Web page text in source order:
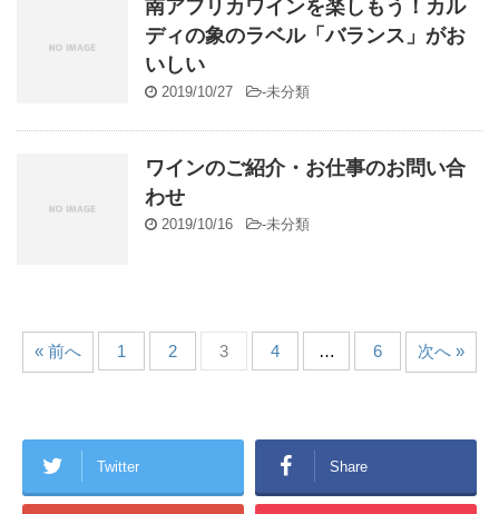
南アフリカワインを楽しもう！カル
ディの象のラベル「バランス」がお
いしい
2019/10/27 -未分類
ワインのご紹介・お仕事のお問い合
わせ
2019/10/16 -未分類
« 前へ 1 2 3 4 … 6 次へ »
Twitter Share